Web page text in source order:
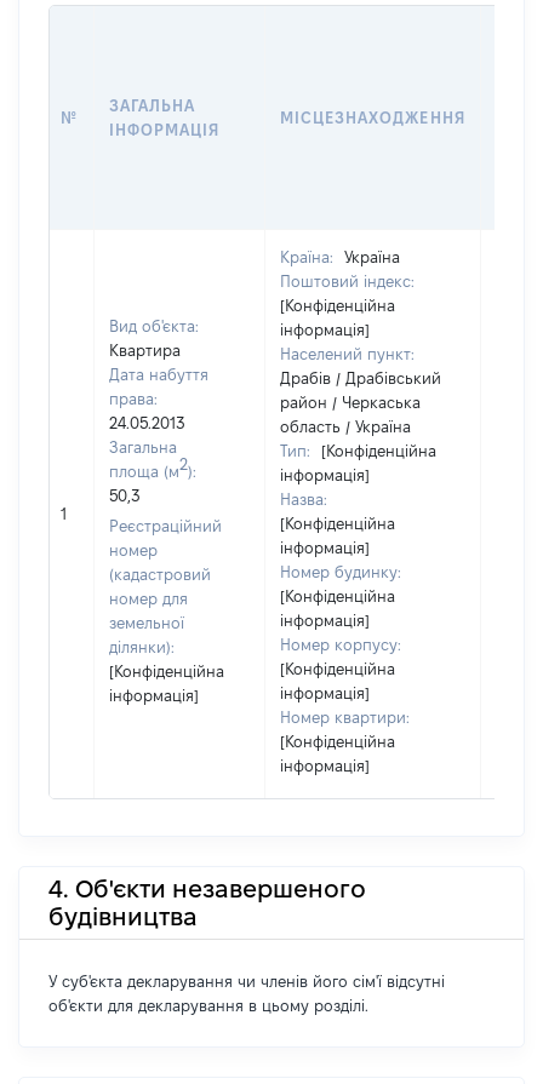
№
ЗАГАЛЬНА
ІНФОРМАЦІЯ
МІСЦЕЗНАХОДЖЕННЯ
1
Вид об'єкта:
Квартира
Дата набуття
права:
24.05.2013
Загальна
площа (м2):
50,3
Реєстраційний
номер
(кадастровий
номер для
земельної
ділянки):
[Конфіденційна
інформація]
Країна:
Україна
Поштовий індекс:
[Конфіденційна
інформація]
Населений пункт:
Драбів / Драбівський
район / Черкаська
область / Україна
Тип:
[Конфіденційна
інформація]
Назва:
[Конфіденційна
інформація]
Номер будинку:
[Конфіденційна
інформація]
Номер корпусу:
[Конфіденційна
інформація]
Номер квартири:
[Конфіденційна
інформація]
4. Об'єкти незавершеного
будівництва
У суб'єкта декларування чи членів його сім'ї відсутні
об'єкти для декларування в цьому розділі.